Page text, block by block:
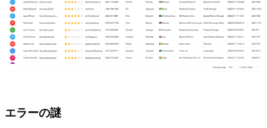
エラーの謎